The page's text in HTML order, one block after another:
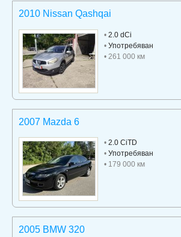
2010 Nissan Qashqai
• 2.0 dCi
• Употребяван
• 261 000 км
2007 Mazda 6
• 2.0 CiTD
• Употребяван
• 179 000 км
2005 BMW 320